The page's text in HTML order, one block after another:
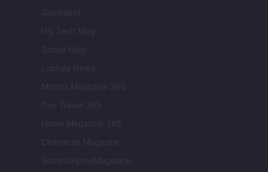
Gameland
Hig Tech Mag
Scoop Mag
Lgbtqia News
Motors Magazine 365
Day Travel 365
Home Magazine 365
Cineverse Magazine
SecondHomeMagazine